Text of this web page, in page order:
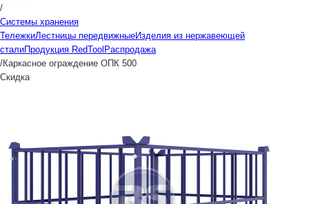
/
Системы хранения
ТележкиЛестницы передвижныеИзделия из нержавеющей
сталиПродукция RedTool Распродажа
/Каркасное ограждение ОПК 500
Скидка